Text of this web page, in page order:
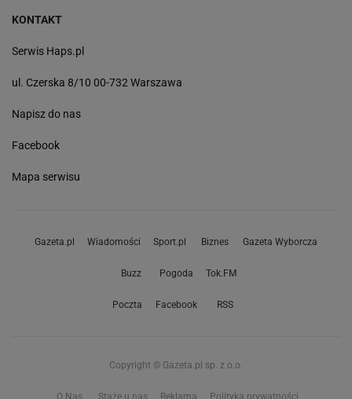
KONTAKT
Serwis Haps.pl
ul. Czerska 8/10 00-732 Warszawa
Napisz do nas
Facebook
Mapa serwisu
Gazeta.pl Wiadomości Sport.pl Biznes Gazeta Wyborcza
Buzz Pogoda Tok.FM
Poczta Facebook RSS
Copyright © Gazeta.pl sp. z o.o.
O Nas Staże u nas Reklama Polityka prywatności